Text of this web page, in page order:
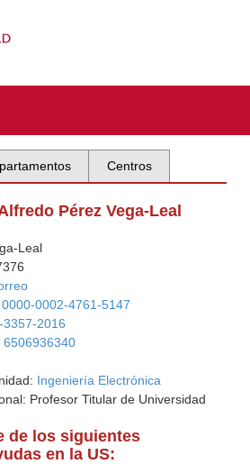
Centros
Pérez Vega-Leal
Leal
0000-0002-4761-5147
3357-2016
6506936340
Ingeniería Electrónica
Profesor Titular de Universidad
de los siguientes
en la US: